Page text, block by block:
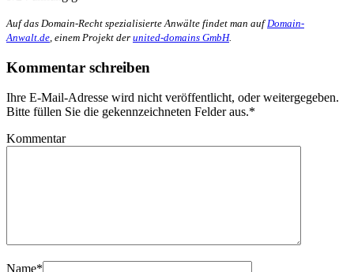
Auf das Domain-Recht spezialisierte Anwälte findet man auf Domain-
Anwalt.de , einem Projekt der united-domains GmbH.
Kommentar schreiben
Ihre E-Mail-Adresse wird nicht veröffentlicht, oder weitergegeben.
Bitte füllen Sie die gekennzeichneten Felder aus.*
Kommentar
Name*